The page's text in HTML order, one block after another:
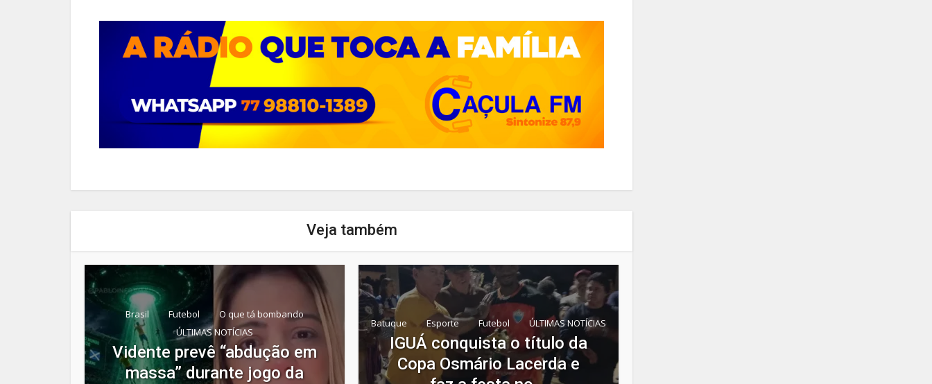
Veja também
Brasil Futebol
O que tá bombando
ÚLTIMAS NOTÍCIAS
Vidente prevê “abdução em
massa” durante jogo da
Batuque Esporte Futebol ÚLTIMAS NOTÍCIAS
IGUÁ conquista o título da
Copa Osmário Lacerda e